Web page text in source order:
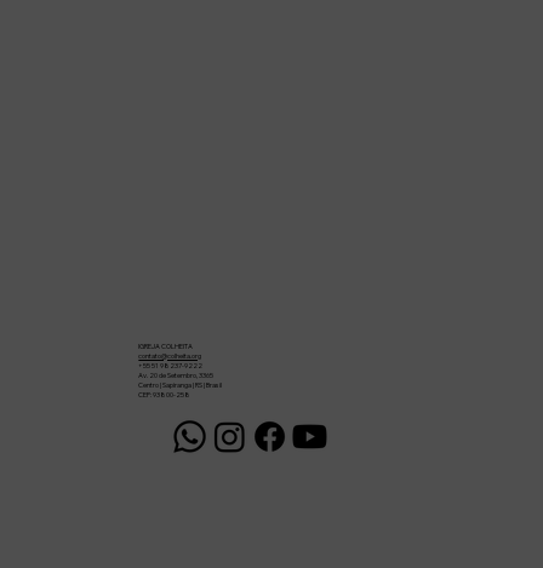
IGREJA COLHEITA
contato@colheita.org
+55 51 98237-9222
Av. 20 de Setembro, 3365
Centro | Sapiranga | RS | Brasil
CEP: 93800-258